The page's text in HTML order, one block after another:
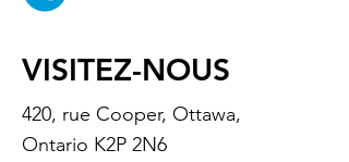
VISITEZ-NOUS
420, rue Cooper, Ottawa,
Ontario K2P 2N6